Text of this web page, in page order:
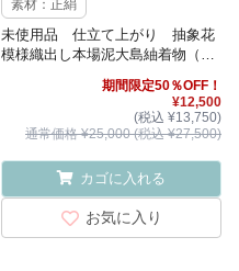
素材：正絹
未使用品 仕立て上がり 抽象花
模様織出し本場泥大島紬着物（7
期間限定50％OFF！
¥12,500
(税込 ¥13,750)
通常価格 ¥25,000 (税込 ¥27,500)
カゴに入れる
お気に入り